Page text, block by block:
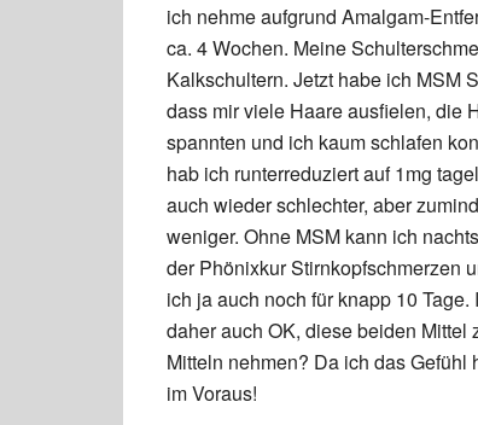
ich nehme aufgrund Amalgam-
ca. 4 Wochen. Meine
Kalkschultern. Jetzt habe ich MSM
dass mir viele Haare ausfielen, die
spannten und ich kaum schlafen
hab ich runterreduziert auf 1mg
auch wieder schlechter, aber
weniger. Ohne MSM kann ich
der Phönixkur Stirnkopfschmerzen
ich ja auch noch für knapp 10
daher auch OK, diese beiden
Mitteln nehmen? Da ich das
im Voraus!